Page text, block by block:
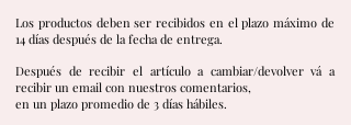
Los productos deben ser recibidos en el plazo máximo de
14 días después de la fecha de entrega.
Después de recibir el artículo a cambiar/devolver vá a
recibir un email con nuestros comentarios,
en un plazo promedio de 3 días hábiles.